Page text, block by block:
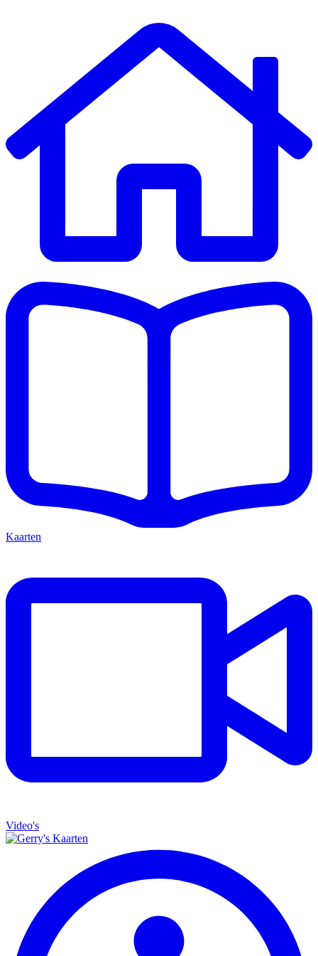
Kaarten
Video's